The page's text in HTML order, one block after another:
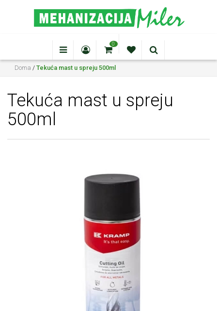
0
Doma / Tekuća mast u spreju 500ml
Tekuća mast u spreju
500ml